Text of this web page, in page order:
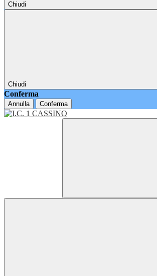
Chiudi
Chiudi
Conferma
Annulla Conferma